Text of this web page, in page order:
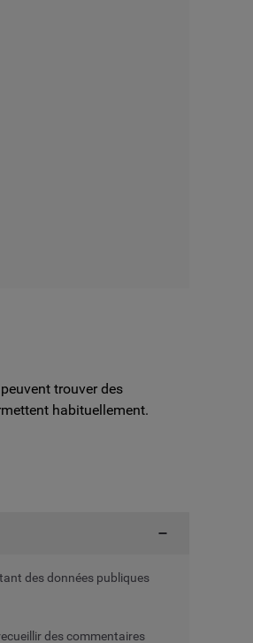
trouver des
habituellement.
des données publiques
des commentaires